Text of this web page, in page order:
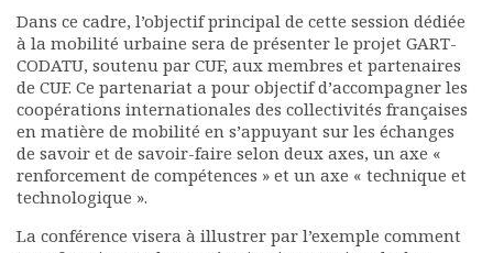
Publications et rapports
Documents
Les adhérents
Annuaire
Offres d’emploi
Forum
Actualités
Nous contacter
Dans ce cadre, l’objectif principal de cette session dédiée
à la mobilité urbaine sera de présenter le projet GART-
CODATU, soutenu par CUF, aux membres et partenaires
de CUF. Ce partenariat a pour objectif d’accompagner les
coopérations internationales des collectivités françaises
en matière de mobilité en s’appuyant sur les échanges
de savoir et de savoir-faire selon deux axes, un axe «
renforcement de compétences » et un axe « technique et
technologique ».
La conférence visera à illustrer par l’exemple comment